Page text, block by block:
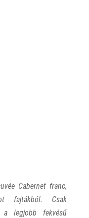
Cabernet franc,
fajtákból. Csak
a legjobb fekvésű